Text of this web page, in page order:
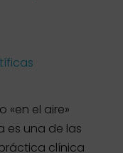
«en el aire»
es una de las
clínica